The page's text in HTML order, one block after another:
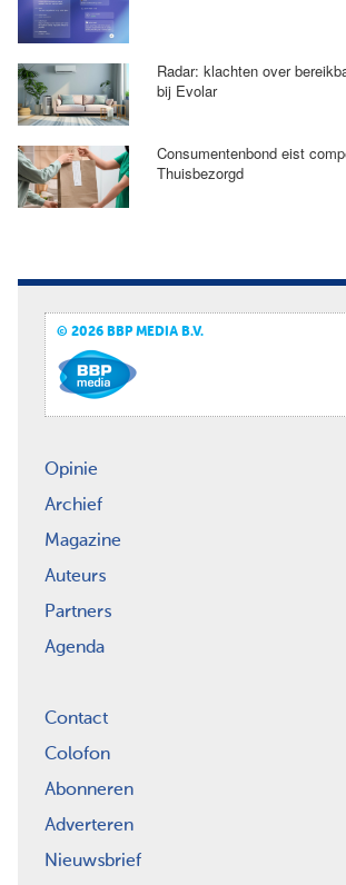
Radar: klachten over
bij Evolar
Consumentenbond eist
Thuisbezorgd
© 2026 BBP MEDIA B.V.
Opinie
Archief
Magazine
Auteurs
Partners
Agenda
Contact
Colofon
Abonneren
Adverteren
Nieuwsbrief